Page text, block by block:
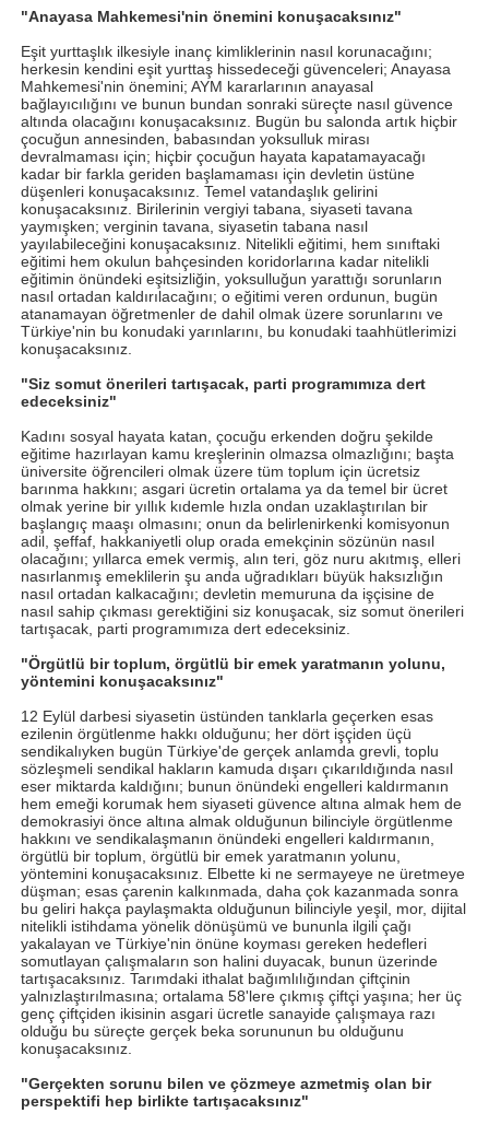
"Anayasa Mahkemesi'nin önemini konuşacaksınız"
Eşit yurttaşlık ilkesiyle inanç kimliklerinin nasıl korunacağını;
herkesin kendini eşit yurttaş hissedeceği güvenceleri; Anayasa
Mahkemesi'nin önemini; AYM kararlarının anayasal
bağlayıcılığını ve bunun bundan sonraki süreçte nasıl güvence
altında olacağını konuşacaksınız. Bugün bu salonda artık hiçbir
çocuğun annesinden, babasından yoksulluk mirası
devralmaması için; hiçbir çocuğun hayata kapatamayacağı
kadar bir farkla geriden başlamaması için devletin üstüne
düşenleri konuşacaksınız. Temel vatandaşlık gelirini
konuşacaksınız. Birilerinin vergiyi tabana, siyaseti tavana
yaymışken; verginin tavana, siyasetin tabana nasıl
yayılabileceğini konuşacaksınız. Nitelikli eğitimi, hem sınıftaki
eğitimi hem okulun bahçesinden koridorlarına kadar nitelikli
eğitimin önündeki eşitsizliğin, yoksulluğun yarattığı sorunların
nasıl ortadan kaldırılacağını; o eğitimi veren ordunun, bugün
atanamayan öğretmenler de dahil olmak üzere sorunlarını ve
Türkiye'nin bu konudaki yarınlarını, bu konudaki taahhütlerimizi
konuşacaksınız.
"Siz somut önerileri tartışacak, parti programımıza dert
edeceksiniz"
Kadını sosyal hayata katan, çocuğu erkenden doğru şekilde
eğitime hazırlayan kamu kreşlerinin olmazsa olmazlığını; başta
üniversite öğrencileri olmak üzere tüm toplum için ücretsiz
barınma hakkını; asgari ücretin ortalama ya da temel bir ücret
olmak yerine bir yıllık kıdemle hızla ondan uzaklaştırılan bir
başlangıç maaşı olmasını; onun da belirlenirkenki komisyonun
adil, şeffaf, hakkaniyetli olup orada emekçinin sözünün nasıl
olacağını; yıllarca emek vermiş, alın teri, göz nuru akıtmış, elleri
nasırlanmış emeklilerin şu anda uğradıkları büyük haksızlığın
nasıl ortadan kalkacağını; devletin memuruna da işçisine de
nasıl sahip çıkması gerektiğini siz konuşacak, siz somut önerileri
tartışacak, parti programımıza dert edeceksiniz.
"Örgütlü bir toplum, örgütlü bir emek yaratmanın yolunu,
yöntemini konuşacaksınız"
12 Eylül darbesi siyasetin üstünden tanklarla geçerken esas
ezilenin örgütlenme hakkı olduğunu; her dört işçiden üçü
sendikalıyken bugün Türkiye'de gerçek anlamda grevli, toplu
sözleşmeli sendikal hakların kamuda dışarı çıkarıldığında nasıl
eser miktarda kaldığını; bunun önündeki engelleri kaldırmanın
hem emeği korumak hem siyaseti güvence altına almak hem de
demokrasiyi önce altına almak olduğunun bilinciyle örgütlenme
hakkını ve sendikalaşmanın önündeki engelleri kaldırmanın,
örgütlü bir toplum, örgütlü bir emek yaratmanın yolunu,
yöntemini konuşacaksınız. Elbette ki ne sermayeye ne üretmeye
düşman; esas çarenin kalkınmada, daha çok kazanmada sonra
bu geliri hakça paylaşmakta olduğunun bilinciyle yeşil, mor, dijital
nitelikli istihdama yönelik dönüşümü ve bununla ilgili çağı
yakalayan ve Türkiye'nin önüne koyması gereken hedefleri
somutlayan çalışmaların son halini duyacak, bunun üzerinde
tartışacaksınız. Tarımdaki ithalat bağımlılığından çiftçinin
yalnızlaştırılmasına; ortalama 58'lere çıkmış çiftçi yaşına; her üç
genç çiftçiden ikisinin asgari ücretle sanayide çalışmaya razı
olduğu bu süreçte gerçek beka sorununun bu olduğunu
konuşacaksınız.
"Gerçekten sorunu bilen ve çözmeye azmetmiş olan bir
perspektifi hep birlikte tartışacaksınız"